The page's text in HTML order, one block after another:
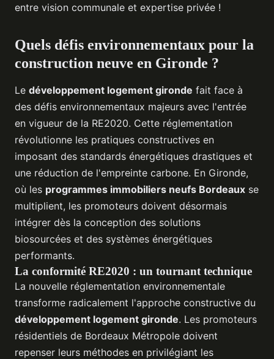
entre vision communale et expertise privée !
Quels défis environnementaux pour la
construction neuve en Gironde ?
Le développement logement gironde fait face à
des défis environnementaux majeurs avec l'entrée
en vigueur de la RE2020. Cette réglementation
révolutionne les pratiques constructives en
imposant des standards énergétiques drastiques et
une réduction de l'empreinte carbone. En Gironde,
où les programmes immobiliers neufs Bordeaux se
multiplient, les promoteurs doivent désormais
intégrer dès la conception des solutions
biosourcées et des systèmes énergétiques
performants.
La conformité RE2020 : un tournant technique
La nouvelle réglementation environnementale
transforme radicalement l'approche constructive du
développement logement gironde. Les promoteurs
résidentiels de Bordeaux Métropole doivent
repenser leurs méthodes en privilégiant les